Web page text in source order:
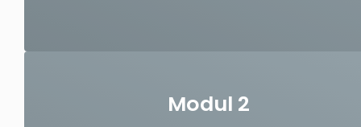
Modul 2